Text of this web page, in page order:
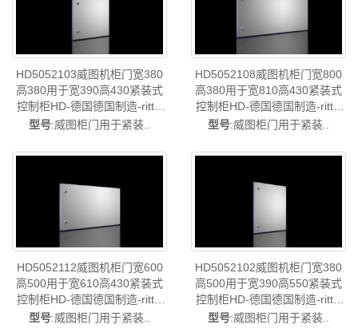
HD5052103威图机柜门宽380
高380用于宽390高430紧装式
控制柜HD-德国德国制造-rittal
威图柜威图电柜威图控制机柜
威图售后HD5052.103
型号:威图柜门用于紧装..
HD5052108威图机柜门宽800
高380用于宽810高430紧装式
控制柜HD-德国德国制造-rittal
威图柜威图电柜威图控制机柜
威图售后HD5052.108
型号:威图柜门用于紧装..
HD5052112威图机柜门宽600
高500用于宽610高430紧装式
控制柜HD-德国德国制造-rittal
威图柜威图电柜威图控制机柜
型号:威图柜门用于紧装..
HD5052102威图机柜门宽380
高500用于宽390高550紧装式
控制柜HD-德国德国制造-rittal
威图柜威图电柜威图控制柜威
型号:威图柜门用于紧装..